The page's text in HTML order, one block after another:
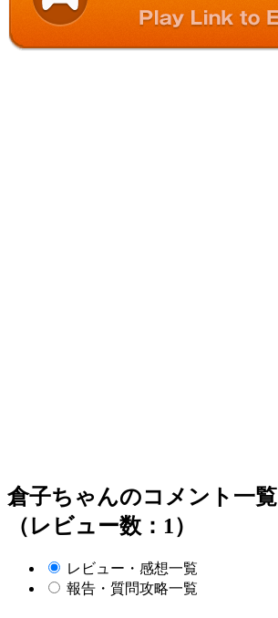
倉子ちゃんのコメント一覧
（レビュー数：1）
レビュー・感想一覧
報告・質問攻略一覧